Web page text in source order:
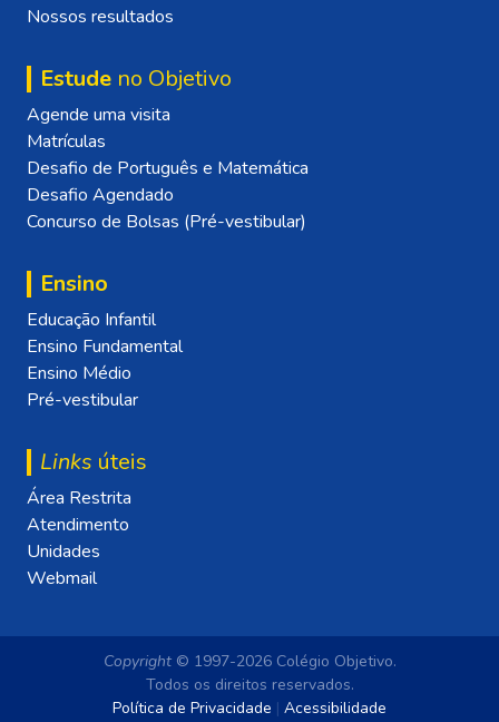
Nossos resultados
Estude no Objetivo
Agende uma visita
Matrículas
Desafio de Português e Matemática
Desafio Agendado
Concurso de Bolsas (Pré-vestibular)
Ensino
Educação Infantil
Ensino Fundamental
Ensino Médio
Pré-vestibular
Links úteis
Área Restrita
Atendimento
Unidades
Webmail
Copyright© 1997-2026 Colégio Objetivo.
Todos os direitos reservados.
Política de Privacidade | Acessibilidade